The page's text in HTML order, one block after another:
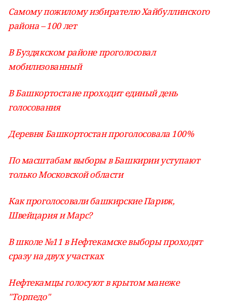
Самому пожилому избирателю Хайбуллинского
района – 100 лет
В Буздякском районе проголосовал
мобилизованный
В Башкортостане проходит единый день
голосования
Деревня Башкортостан проголосовала 100%
По масштабам выборы в Башкирии уступают
только Московской области
Как проголосовали башкирские Париж,
Швейцария и Марс?
В школе №11 в Нефтекамске выборы проходят
сразу на двух участках
Нефтекамцы голосуют в крытом манеже
"Торпедо"